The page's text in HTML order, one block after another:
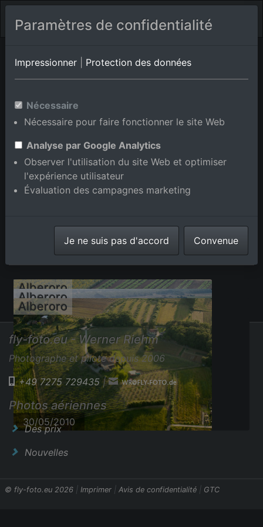
Toscane
Photos aériennes de Alberoro
en Toscane, Italie
aériennes de la boutique en
Alberoro
27/07/2011
Alberoro
27/07/2011
Alberoro
30/05/2010
fly-foto.eu - Werner Riehm
Photographe et pilote depuis 2006
+49 7275 729435 |
Photos aériennes
Des prix
Nouvelles
© fly-foto.eu 2026 | Imprimer | Avis de confidentialité | GTC
Paramètres de confidentialité
Impressionner Protection des données
Nécessaire
Nécessaire pour faire fonctionner le site Web
Analyse par Google Analytics
Observer l'utilisation du site Web et optimiser
l'expérience utilisateur
Évaluation des campagnes marketing
Je ne suis pas d'accord Convenue